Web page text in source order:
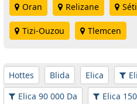
Oran Relizane
Tizi-Ouzou Tlemcen
Hottes Blida Elica
Elica 90 000 Da
Elica